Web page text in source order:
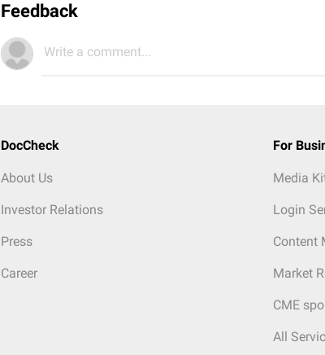
Feedback
Write a comment...
DocCheck
About Us
Investor Relations
Press
Career
For
Media
Login
Content
Market
CME
All